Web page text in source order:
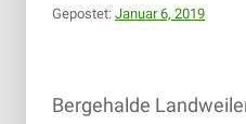
Gepostet: Januar 6, 2019
Bergehalde